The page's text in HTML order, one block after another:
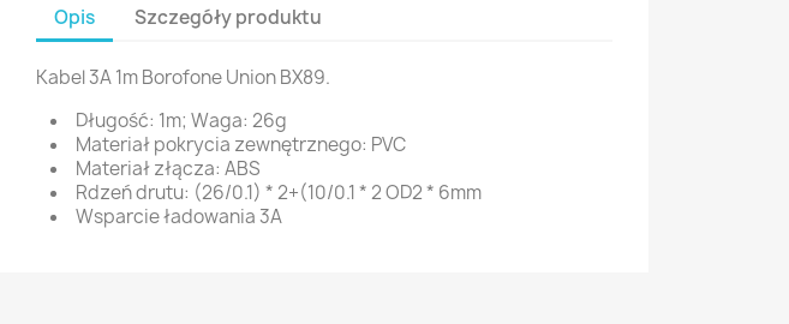
Opis Szczegóły produktu
Kabel 3A 1m Borofone Union BX89.
Długość: 1m; Waga: 26g
Materiał pokrycia zewnętrznego: PVC
Materiał złącza: ABS
Rdzeń drutu: (26/0.1) * 2+(10/0.1 * 2 OD2 * 6mm
Wsparcie ładowania 3A